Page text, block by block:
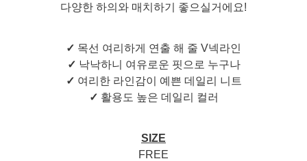
다양한 하의와 매치하기 좋으실거에요!
✓ 목선 여리하게 연출 해 줄 V넥라인
✓ 낙낙하니 여유로운 핏으로 누구나
✓ 여리한 라인감이 예쁜 데일리 니트
✓ 활용도 높은 데일리 컬러
SIZE
FREE